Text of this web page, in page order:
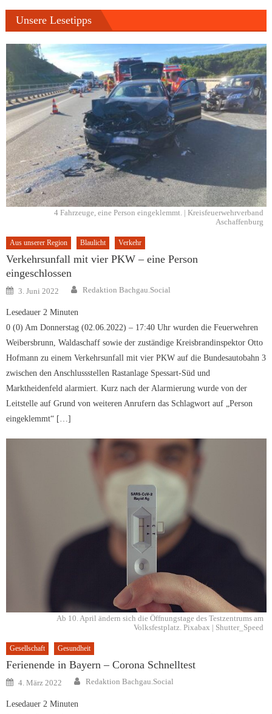
Unsere Lesetipps
4 Fahrzeuge, eine Person eingeklemmt. | Kreisfeuerwehrverband
Aschaffenburg
Aus unserer Region Blaulicht Verkehr
Verkehrsunfall mit vier PKW – eine Person
eingeschlossen
Posted
on
3. Juni 2022 Author
Redaktion Bachgau.Social
Lesedauer 2 Minuten
0 (0) Am Donnerstag (02.06.2022) – 17:40 Uhr wurden die Feuerwehren
Weibersbrunn, Waldaschaff sowie der zuständige Kreisbrandinspektor Otto
Hofmann zu einem Verkehrsunfall mit vier PKW auf die Bundesautobahn 3
zwischen den Anschlussstellen Rastanlage Spessart-Süd und
Marktheidenfeld alarmiert. Kurz nach der Alarmierung wurde von der
Leitstelle auf Grund von weiteren Anrufern das Schlagwort auf „Person
eingeklemmt“ […]
Ab 10. April ändern sich die Öffnungstage des Testzentrums am
Volksfestplatz. Pixabax | Shutter_Speed
Gesellschaft Gesundheit
Ferienende in Bayern – Corona Schnelltest
Posted
on
4. März 2022 Author
Redaktion Bachgau.Social
Lesedauer 2 Minuten